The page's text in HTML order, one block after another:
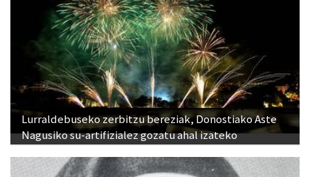
Lurraldebuseko zerbitzu bereziak, Donostiako Aste
Nagusiko su-artifizialez gozatu ahal izateko